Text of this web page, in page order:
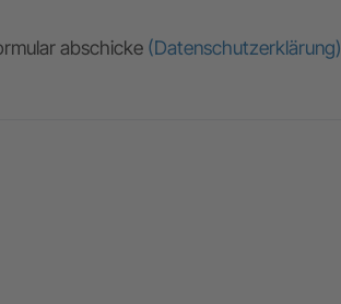
abschicke (Datenschutzerklärung)